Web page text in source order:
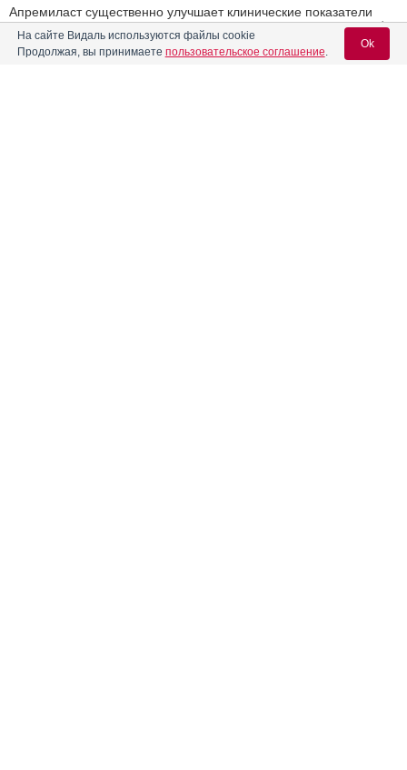
Апремиласт существенно улучшает клинические показатели
и качество жизни пациентов с псориазом
Клиническая практика подтвердила эффективность нового
На сайте Видаль используются файлы cookie
Продолжая, вы принимаете пользовательское соглашение.
Ok